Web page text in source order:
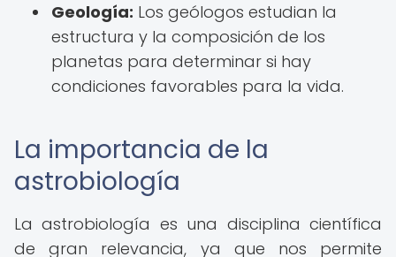
Geología: Los geólogos estudian la
estructura y la composición de los
planetas para determinar si hay
condiciones favorables para la vida.
La importancia de la
astrobiología
La astrobiología es una disciplina científica
de gran relevancia, ya que nos permite